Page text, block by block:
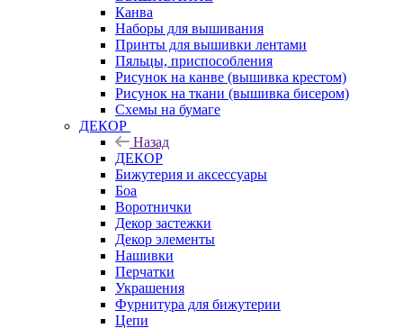
Канва
Наборы для вышивания
Принты для вышивки лентами
Пяльцы, приспособления
Рисунок на канве (вышивка крестом)
Рисунок на ткани (вышивка бисером)
Схемы на бумаге
ДЕКОР
Назад
ДЕКОР
Бижутерия и аксессуары
Боа
Воротнички
Декор застежки
Декор элементы
Нашивки
Перчатки
Украшения
Фурнитура для бижутерии
Цепи